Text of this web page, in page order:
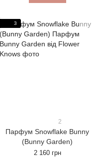
3
2
Парфум Snowflake Bunny
(Bunny Garden)
2 160 грн